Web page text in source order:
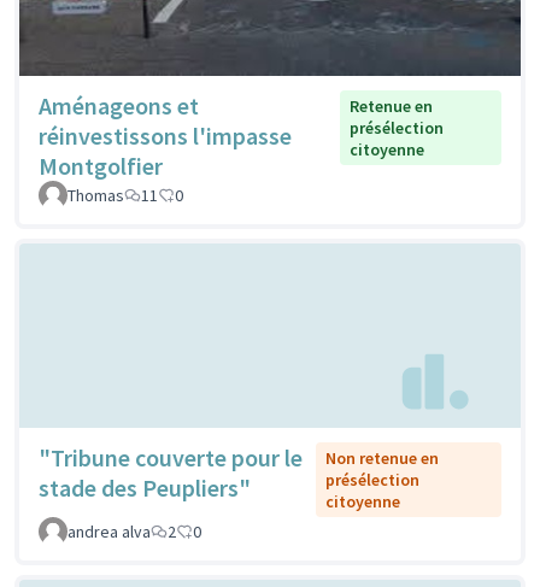
Aménageons et
réinvestissons l'impasse
Montgolfier
Retenue en
présélection
citoyenne
Thomas 11 0
"Tribune couverte pour le
stade des Peupliers"
Non retenue en
présélection
citoyenne
andrea alva
2 0